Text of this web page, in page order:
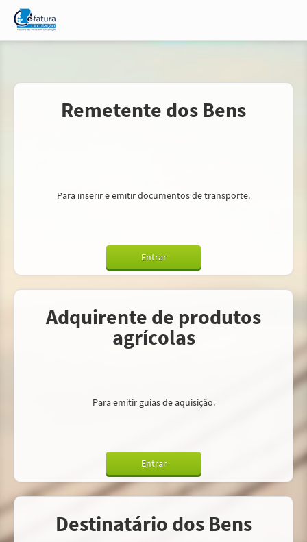
Remetente dos Bens
Para inserir e emitir documentos de transporte.
Entrar
Adquirente de produtos
agrícolas
Para emitir guias de aquisição.
Entrar
Destinatário dos Bens